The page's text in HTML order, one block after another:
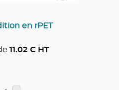
en rPET
11.02€ HT